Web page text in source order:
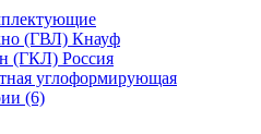
(ГВЛ) Кнауф
(ГКЛ) Россия
углоформирующая
(6)